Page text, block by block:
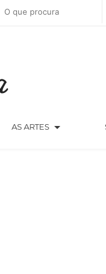
AS ARTES arrow_drop_down